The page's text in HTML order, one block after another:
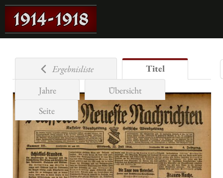
Ergebnisliste
Titel
Jahre
Übersicht
Seite